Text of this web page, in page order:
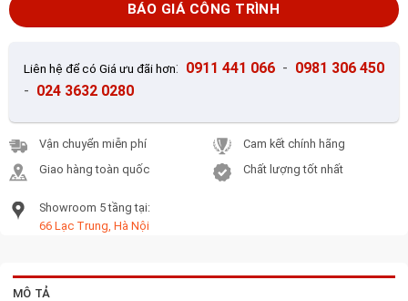
BÁO GIÁ CÔNG TRÌNH
Liên hệ để có Giá ưu đãi hơn: 0911 441 066 - 0981 306 450
- 024 3632 0280
Vận chuyển miễn phí
Giao hàng toàn quốc
Cam kết chính hãng
Chất lượng tốt nhất
Showroom 5 tầng tại:
66 Lạc Trung, Hà Nội
MÔ TẢ